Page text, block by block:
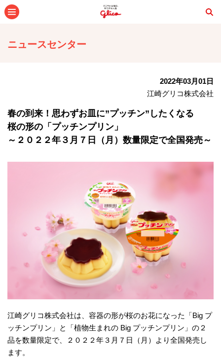
ニュースセンター
2022年03月01日
江崎グリコ株式会社
春の到来！思わずお皿に”プッチン”したくなる
桜の形の「プッチンプリン」
～２０２２年３月７日（月）数量限定で全国発売～
江崎グリコ株式会社は、容器の形が桜のお花になった「Big プ
ッチンプリン」と「植物生まれの Big プッチンプリン」の２
品を数量限定で、２０２２年３月７日（月）より全国発売し
ます。